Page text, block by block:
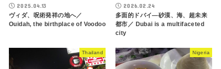
2025.04.13
ヴィダ、呪術発祥の地へ／
Ouidah, the birthplace of Voodoo
2026.02.24
多面的ドバイ―砂漠、海、超未来
都市／ Dubai is a multifaceted
city
Thailand Nigeria